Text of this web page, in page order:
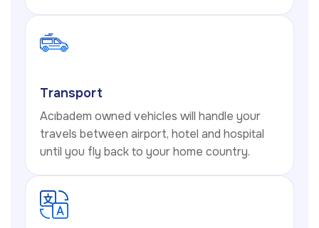
Transport
Acıbadem owned vehicles will handle your
travels between airport, hotel and hospital
until you fly back to your home country.